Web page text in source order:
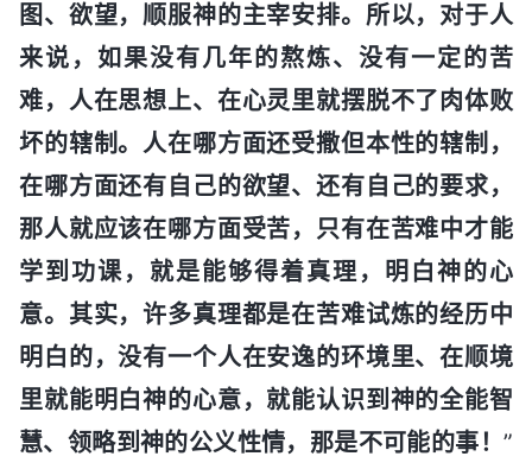
图、欲望，顺服神的主宰安排。所以，对于人
来说，如果没有几年的熬炼、没有一定的苦
难，人在思想上、在心灵里就摆脱不了肉体败
坏的辖制。人在哪方面还受撒但本性的辖制，
在哪方面还有自己的欲望、还有自己的要求，
那人就应该在哪方面受苦，只有在苦难中才能
学到功课，就是能够得着真理，明白神的心
意。其实，许多真理都是在苦难试炼的经历中
明白的，没有一个人在安逸的环境里、在顺境
里就能明白神的心意，就能认识到神的全能智
慧、领略到神的公义性情，那是不可能的事！ ”